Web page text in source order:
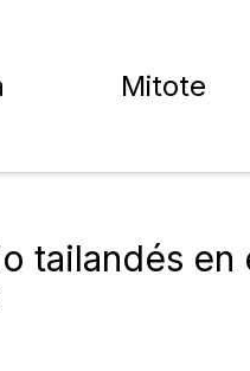
Mitote
tailandés